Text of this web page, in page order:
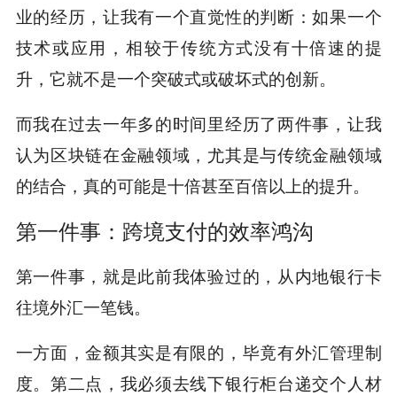
业的经历，让我有一个直觉性的判断：如果一个
技术或应用，相较于传统方式没有十倍速的提
升，它就不是一个突破式或破坏式的创新。
而我在过去一年多的时间里经历了两件事，让我
认为区块链在金融领域，尤其是与传统金融领域
的结合，真的可能是十倍甚至百倍以上的提升。
第一件事：跨境支付的效率鸿沟
第一件事，就是此前我体验过的，从内地银行卡
往境外汇一笔钱。
一方面，金额其实是有限的，毕竟有外汇管理制
度。第二点，我必须去线下银行柜台递交个人材